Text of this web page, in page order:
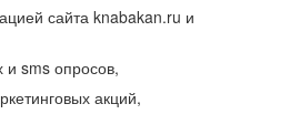
сайта knabakan.ru и
и sms опросов,
акций,